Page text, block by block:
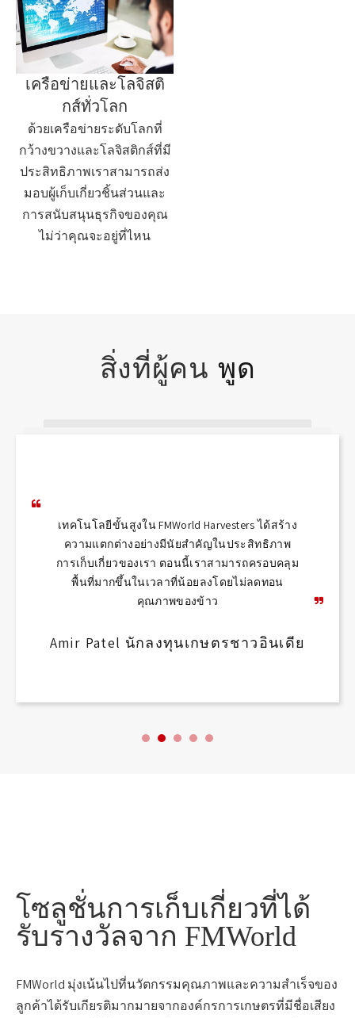
เครือข่ายและโลจิสติ
กส์ทั่วโลก
ด้วยเครือข่ายระดับโลกที่
กว้างขวางและโลจิสติกส์ที่มี
ประสิทธิภาพเราสามารถส่ง
มอบผู้เก็บเกี่ยวชิ้นส่วนและ
การสนับสนุนธุรกิจของคุณ
ไม่ว่าคุณจะอยู่ที่ไหน
สิ่งที่ผู้คนพูด
เทคโนโลยีขั้นสูงใน FMWorld Harvesters ได้สร้าง
ความแตกต่างอย่างมีนัยสำคัญในประสิทธิภาพ
การเก็บเกี่ยวของเรา ตอนนี้เราสามารถครอบคลุม
พื้นที่มากขึ้นในเวลาที่น้อยลงโดยไม่ลดทอน
คุณภาพของข้าว
Amir Patel นักลงทุนเกษตรชาวอินเดีย
โซลูชั่นการเก็บเกี่ยวที่ได้
รับรางวัลจาก FMWorld
FMWorld มุ่งเน้นไปที่นวัตกรรมคุณภาพและความสำเร็จของ
ลูกค้าได้รับเกียรติมากมายจากองค์กรการเกษตรที่มีชื่อเสียง